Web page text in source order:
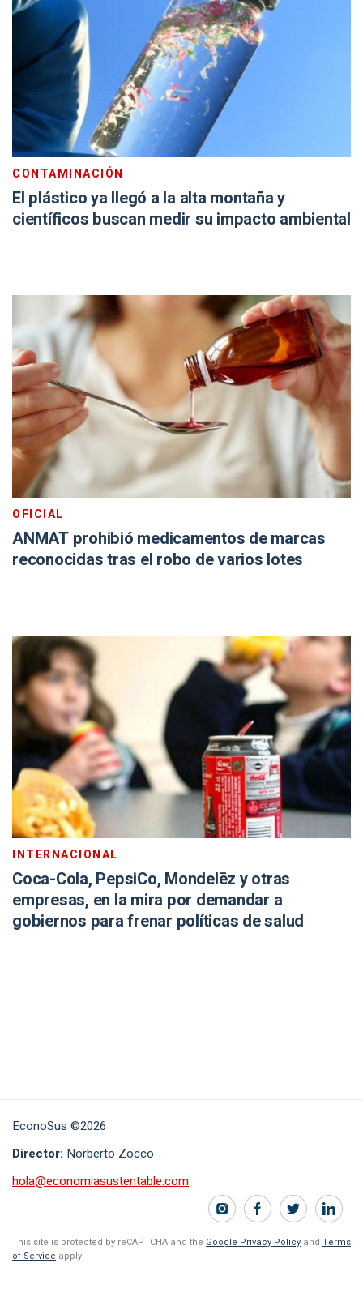
CONTAMINACIÓN
El plástico ya llegó a la alta montaña y
científicos buscan medir su impacto ambiental
OFICIAL
ANMAT prohibió medicamentos de marcas
reconocidas tras el robo de varios lotes
INTERNACIONAL
Coca-Cola, PepsiCo, Mondelēz y otras
empresas, en la mira por demandar a
gobiernos para frenar políticas de salud
EconoSus ©2026
Director: Norberto Zocco
hola@economiasustentable.com
This site is protected by reCAPTCHA and the Google Privacy Policy and Terms
of Service apply.